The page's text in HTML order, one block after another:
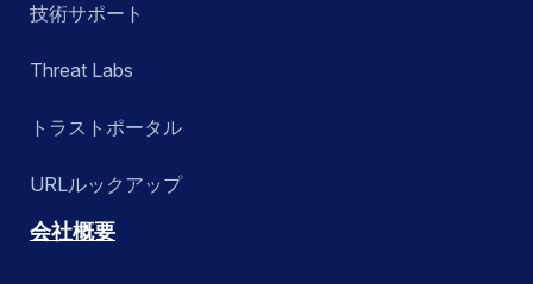
技術サポート
Threat Labs
トラストポータル
URLルックアップ
会社概要